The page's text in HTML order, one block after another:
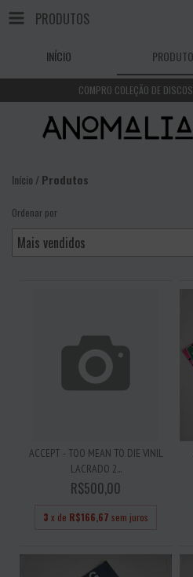
PRODUTOS
INÍCIO
COMPRO COLEÇÃO DE
Início /Produtos
Ordenar por
ACCEPT - TOO MEAN TO DIE VINIL
LACRADO 2...
R$500,00
3 x de R$166,67 sem juros